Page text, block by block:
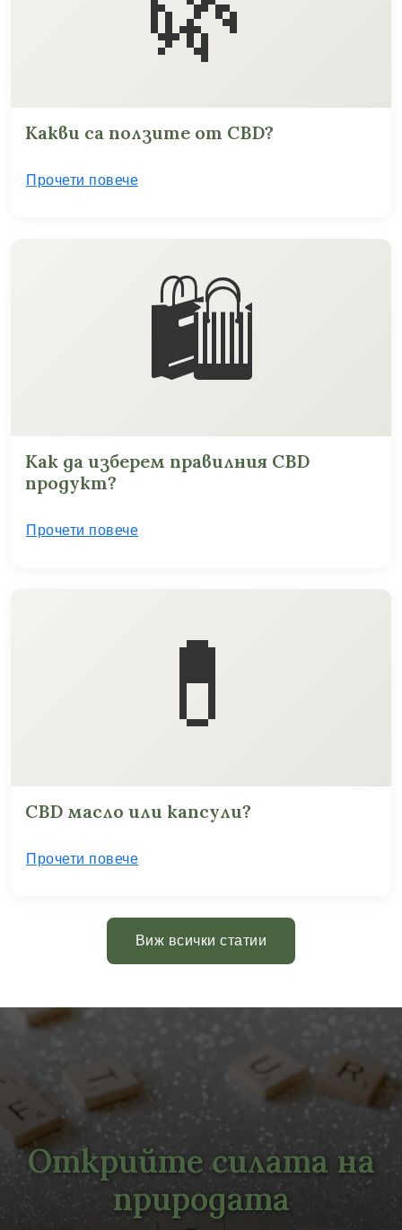
Какви са ползите от CBD?
Прочети повече
🛍️
Как да изберем правилния CBD
продукт?
Прочети повече
💊
CBD масло или капсули?
Прочети повече
Виж всички статии
Открийте силата на
природата